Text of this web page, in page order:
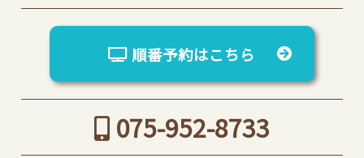
順番予約はこちら
075-952-8733